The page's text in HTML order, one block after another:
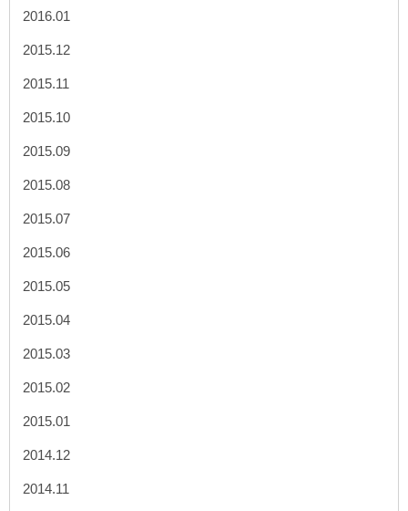
2016.01
2015.12
2015.11
2015.10
2015.09
2015.08
2015.07
2015.06
2015.05
2015.04
2015.03
2015.02
2015.01
2014.12
2014.11